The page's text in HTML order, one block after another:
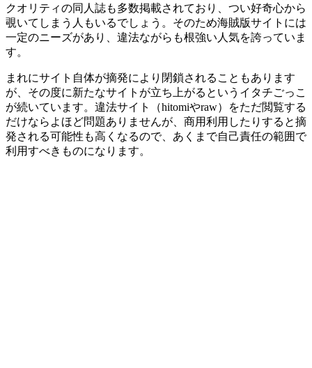
クオリティの同人誌も多数掲載されており、つい好奇心から
覗いてしまう人もいるでしょう。そのため海賊版サイトには
一定のニーズがあり、違法ながらも根強い人気を誇っていま
す。
まれにサイト自体が摘発により閉鎖されることもあります
が、その度に新たなサイトが立ち上がるというイタチごっこ
が続いています。違法サイト（hitomiやraw）をただ閲覧する
だけならよほど問題ありませんが、商用利用したりすると摘
発される可能性も高くなるので、あくまで自己責任の範囲で
利用すべきものになります。